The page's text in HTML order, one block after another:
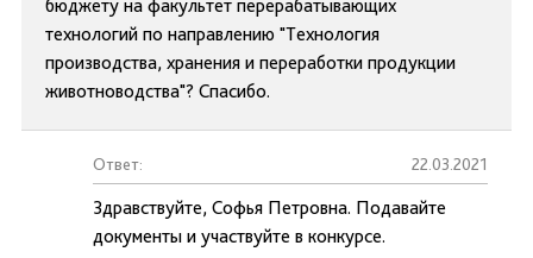
бюджету на факультет перерабатывающих
технологий по направлению "Технология
производства, хранения и переработки продукции
животноводства"? Спасибо.
Ответ: 22.03.2021
Здравствуйте, Софья Петровна. Подавайте
документы и участвуйте в конкурсе.